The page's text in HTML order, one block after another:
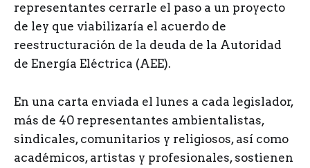
representantes cerrarle el paso a un proyecto
de ley que viabilizaría el acuerdo de
reestructuración de la deuda de la Autoridad
de Energía Eléctrica (AEE).
En una carta enviada el lunes a cada legislador,
más de 40 representantes ambientalistas,
sindicales, comunitarios y religiosos, así como
académicos, artistas y profesionales, sostienen